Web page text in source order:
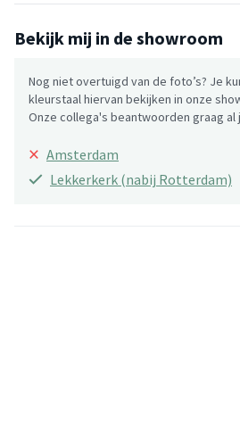
Bekijk mij in de showroom
Nog niet overtuigd van de foto’s? Je
kleurstaal hiervan bekijken in onze
Onze collega's beantwoorden graag al
× Amsterdam
Lekkerkerk (nabij Rotterdam)